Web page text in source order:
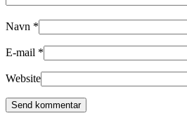
Navn *
E-mail *
Website